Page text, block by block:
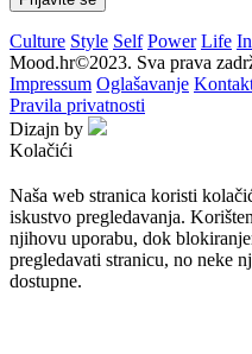
Culture Style Self Power Life
Mood.hr©2023. Sva prava
Impressum Oglašavanje
Pravila privatnosti
Dizajn by
Kolačići
Naša web stranica koristi
iskustvo pregledavanja.
njihovu uporabu, dok
pregledavati stranicu, no neke
dostupne.